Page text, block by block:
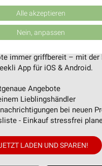
&
immer griffbereit – mit
App für iOS & Android.
Angebote
Lieblingshändler
bei neuen
- Einkauf stressfrei
LADEN UND SPAREN!
aus verschiedenen Quellen.
Verwendung reduzierter Daten
der Europäischen Union
(1 IAB-Anbieter)
Zugriff auf Informationen
Daten zur Auswahl von
Alle akzeptieren
Nein, anpassen